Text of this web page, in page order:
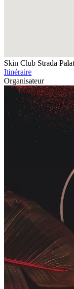
Skin Club Strada
Itinéraire
Organisateur